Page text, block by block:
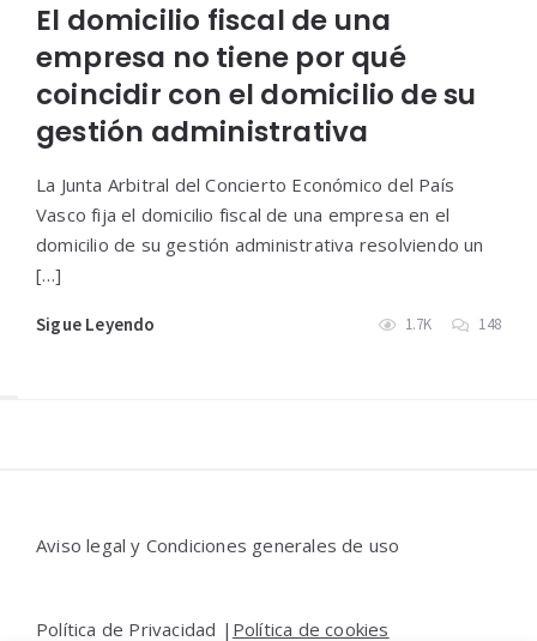
El domicilio fiscal de una
empresa no tiene por qué
coincidir con el domicilio de su
gestión administrativa
La Junta Arbitral del Concierto Económico del País
Vasco fija el domicilio fiscal de una empresa en el
domicilio de su gestión administrativa resolviendo un
[…]
Sigue Leyendo 1.7K 148
Aviso legal y Condiciones generales de uso
Política de Privacidad | Política de cookies